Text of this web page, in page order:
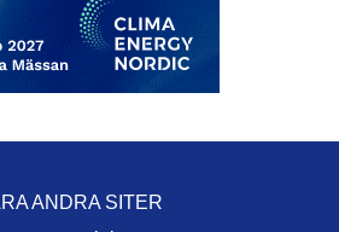
ANDRA SITER